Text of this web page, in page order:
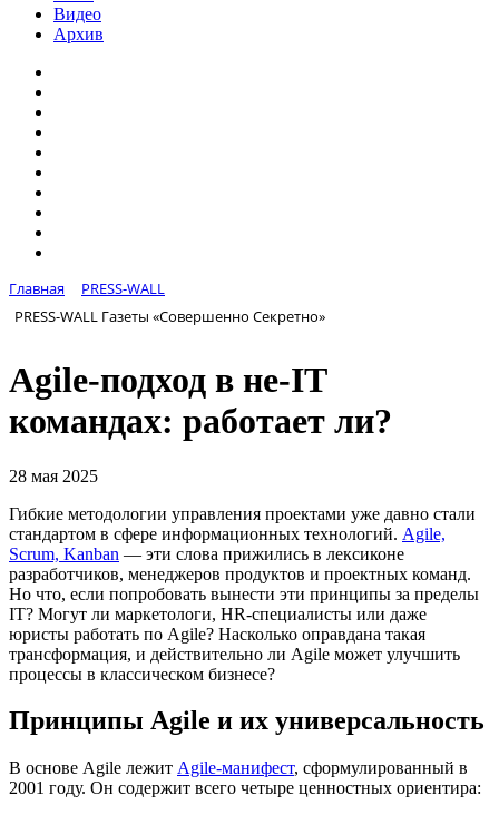
Видео
Архив
Главная
PRESS-WALL
PRESS-WALL Газеты «Совершенно Секретно»
Agile-подход в не-IT
командах: работает ли?
28 мая 2025
Гибкие методологии управления проектами уже давно стали
стандартом в сфере информационных технологий. Agile,
Scrum, Kanban — эти слова прижились в лексиконе
разработчиков, менеджеров продуктов и проектных команд.
Но что, если попробовать вынести эти принципы за пределы
IT? Могут ли маркетологи, HR-специалисты или даже
юристы работать по Agile? Насколько оправдана такая
трансформация, и действительно ли Agile может улучшить
процессы в классическом бизнесе?
Принципы Agile и их универсальность
В основе Agile лежит Agile-манифест, сформулированный в
2001 году. Он содержит всего четыре ценностных ориентира: